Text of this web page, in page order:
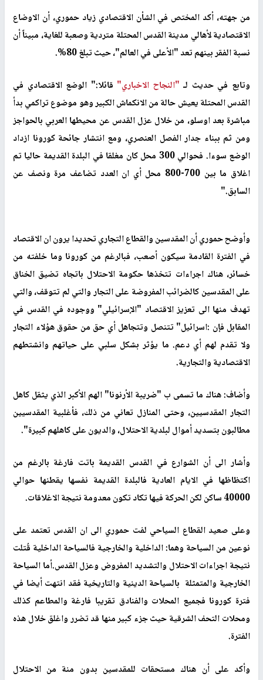
من جهته، أكد المختص في الشأن الاقتصادي زياد حموري، أن الاوضاع
الاقتصادية لأهالي مدينة القدس المحتلة متردية وصعبة للغاية، مبيناً أن
نسبة الفقر بينهم تعد "الأعلى في العالم"، حيث تبلغ 80%.
وتابع في حديث لـ "النجاح الاخباري" قائلا:" الوضع الاقتصادي في
القدس المحتلة يعيش حالة من الانكماش الكبير وهو موضوع تراكمي بدأ
مباشرة بعد اوسلو، من خلال عزل القدس عن محيطها العربي بالحواجز
ومن ثم ببناء جدار الفصل العنصري، ومع انتشار جائحة كورونا ازداد
الوضع سوءا. فحوالي 300 محل كان مغلقا في البلدة القديمة حاليا تم
اغلاق ما بين 700-800 محل أي ان العدد تضاعف مرة ونصف عن
السابق."
وأوضح حموري أن المقدسين والقطاع التجاري تحديدا يرون ان الاقتصاد
في الفترة القادمة سيكون أصعب، فبالرغم من كورونا وما خلفته من
خسائر، هناك اجراءات تتخذها حكومة الاحتلال باتجاه تضيق الخناق
على المقدسين كالضرائب المفروضة على التجار والتي لم تتوقف، والتي
تهدف منها الى تعزيز الاقتصاد "الإسرائيلي" ووجوده في القدس في
المقابل فإن :اسرائيل" تتنصل وتتجاهل أي حق من حقوق هؤلاء التجار
ولا تقدم لهم أي دعم. ما يؤثر بشكل سلبي على حياتهم وانشتطهم
الاقتصادية والتجارية.
وأضاف: هناك ما تسمى ب "ضريبة الأرنونا" الهم الأكبر الذي يثقل كاهل
التجار المقدسيين، وحتى المنازل تعاني من ذلك، فأغلبية المقدسيين
مطالبون بتسديد أموال لبلدية الاحتلال، والديون على كاهلهم كبيرة".
وأشار الى أن الشوارع في القدس القديمة باتت فارغة بالرغم من
اكتظاظها في الايام العادية فالبلدة القديمة نفسها يقطنها حوالي
40000 ساكن لكن الحركة فيها تكاد تكون معدومة نتيجة الاغلاقات.
وعلى صعيد القطاع السياحي لفت حموري الى ان القدس تعتمد على
نوعين من السياحة وهما: الداخلية والخارجية فالسياحة الداخلية قُتلت
نتيجة اجراءات الاحتلال والتشديد المفروض وعزل القدس.أما السياحة
الخارجية والمتمثلة بالسياحة الدينية والتاريخية فقد انتهت أيضا في
فترة كورونا فجميع المحلات والفنادق تقريبا فارغة والمطاعم كذلك
ومحلات التحف الشرقية حيث جزء كبير منها قد تضرر واغلق خلال هذه
الفترة.
وأكد على أن هناك مستحقات للمقدسين بدون منة من الاحتلال